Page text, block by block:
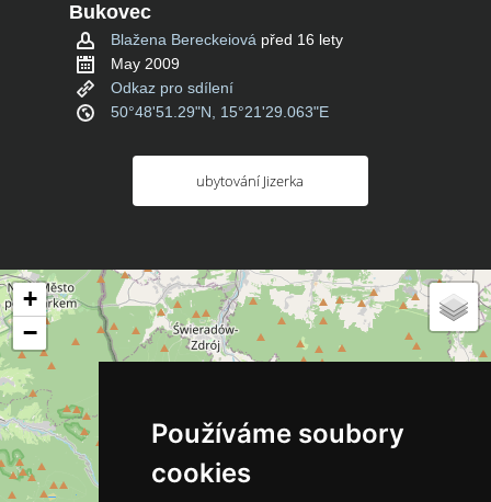
Používáme soubory
cookies
Bukovec
Blažena Bereckeiová před 16 lety
May 2009
Odkaz pro sdílení
50°48'51.29"N, 15°21'29.063"E
ubytování Jizerka
+
−